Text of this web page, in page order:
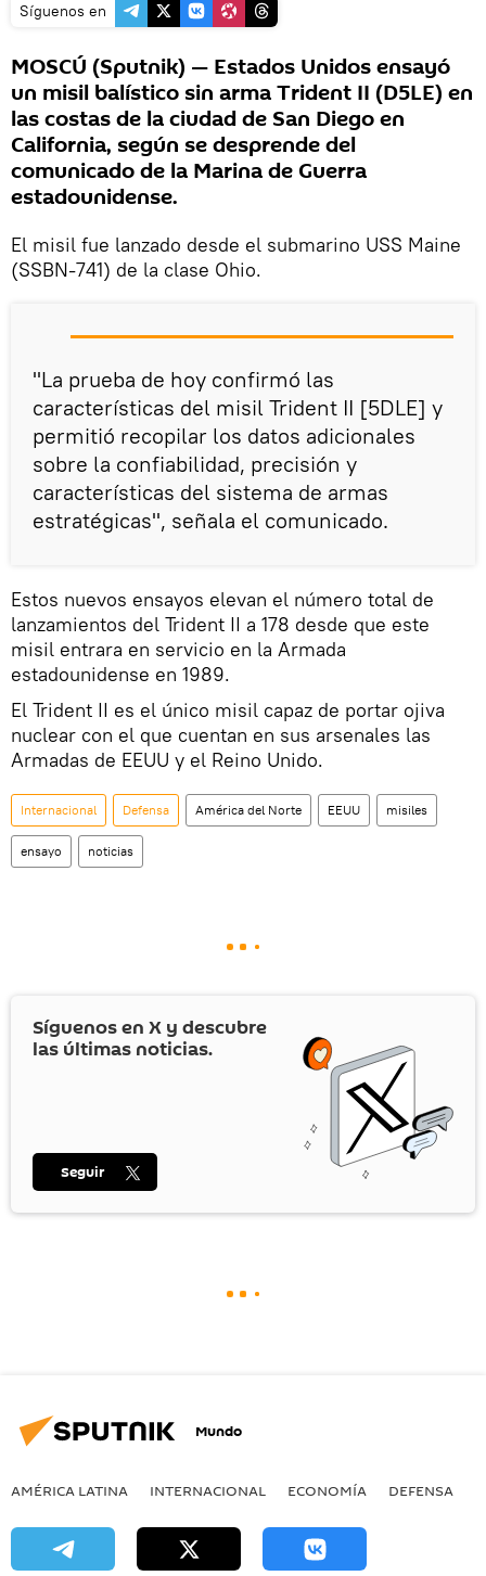
Síguenos en
MOSCÚ (Sputnik) — Estados Unidos ensayó
un misil balístico sin arma Trident II (D5LE) en
las costas de la ciudad de San Diego en
California, según se desprende del
comunicado de la Marina de Guerra
estadounidense.
El misil fue lanzado desde el submarino USS Maine
(SSBN-741) de la clase Ohio.
"La prueba de hoy confirmó las
características del misil Trident II [5DLE] y
permitió recopilar los datos adicionales
sobre la confiabilidad, precisión y
características del sistema de armas
estratégicas", señala el comunicado.
Estos nuevos ensayos elevan el número total de
lanzamientos del Trident II a 178 desde que este
misil entrara en servicio en la Armada
estadounidense en 1989.
El Trident II es el único misil capaz de portar ojiva
nuclear con el que cuentan en sus arsenales las
Armadas de EEUU y el Reino Unido.
Internacional Defensa América del Norte EEUU misiles
ensayo noticias
Síguenos en X y descubre
las últimas noticias.
Seguir
Mundo
AMÉRICA LATINA INTERNACIONAL ECONOMÍA DEFENSA